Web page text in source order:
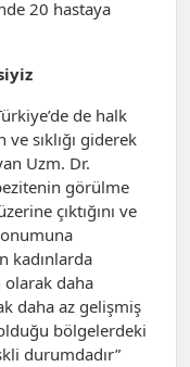
20 hastaya
de halk
sıklığı giderek
Uzm. Dr.
görülme
çıktığını ve
kadınlarda
olarak daha
daha az gelişmiş
bölgelerdeki
durumdadır”